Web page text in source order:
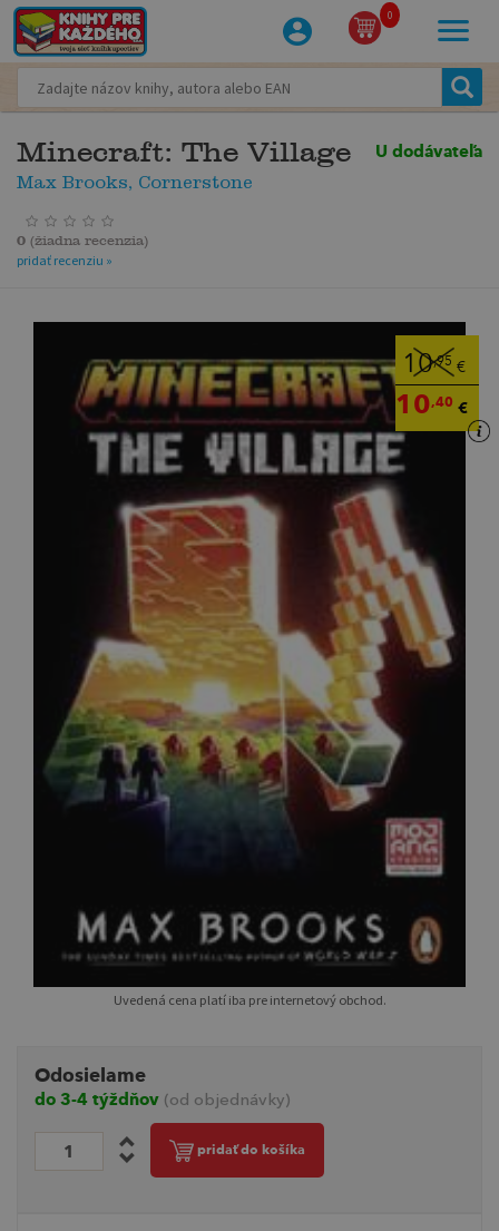
0
Minecraft: The Village
Max Brooks, Cornerstone
U dodávateľa
0 (žiadna recenzia)
pridať recenziu »
10,95 €
10,40 €
Uvedená cena platí iba pre internetový obchod.
Odosielame
do 3-4 týždňov (od objednávky)
pridať do košíka